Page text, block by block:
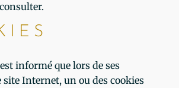
informé que lors de ses
site Internet, un ou des cookies